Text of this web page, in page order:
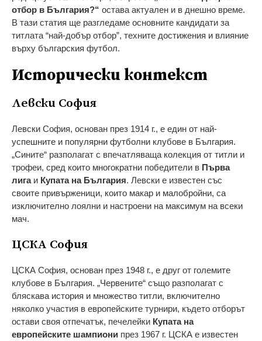
отбор в България?“ остава актуален и в днешно време.
В тази статия ще разгледаме основните кандидати за
титлата “най-добър отбор”, техните достижения и влияние
върху българския футбол.
Исторически контекст
Левски София
Левски София, основан през 1914 г., е един от най-
успешните и популярни футболни клубове в България.
„Сините“ разполагат с впечатляваща колекция от титли и
трофеи, сред които многократни победители в Първа
лигаи Купата на България. Левски е известен със
своите привърженици, които макар и малобройни, са
изключително лоялни и настроени на максимум на всеки
мач.
ЦСКА София
ЦСКА София, основан през 1948 г., е друг от големите
клубове в България. „Червените“ също разполагат с
бляскава история и множество титли, включително
няколко участия в европейските турнири, където отборът
остави своя отпечатък, печелейки Купата на
европейските шампиони през 1967 г. ЦСКА е известен